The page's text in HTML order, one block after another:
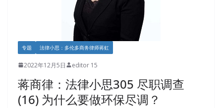
专题 法律小思：多伦多商务律师蒋虹
2022年12月5日 editor 15
蒋商律：法律小思305 尽职调查
(16) 为什么要做环保尽调？